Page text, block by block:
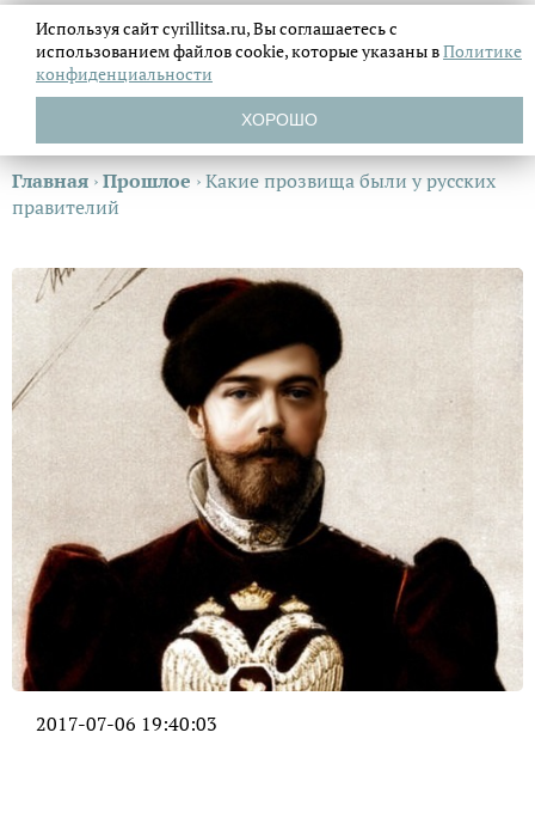
Главная ›Прошлое ›Какие прозвища были у русских
правителий
2017-07-06 19:40:03
Используя сайт cyrillitsa.ru, Вы соглашаетесь с
использованием файловcookie, которые указаны вПолитике
конфиденциальности
ХОРОШО